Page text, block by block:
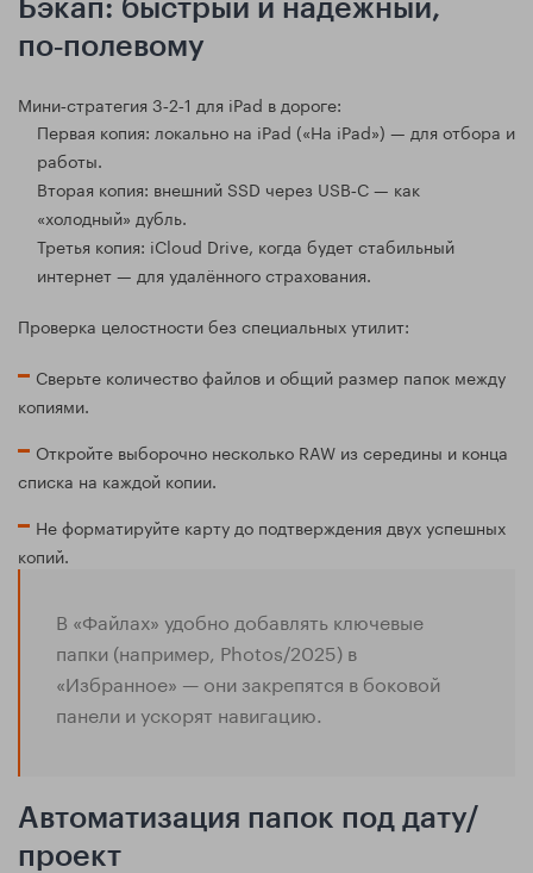
Бэкап: быстрый и надёжный,
по‑полевому
Мини‑стратегия 3‑2‑1 для iPad в дороге:
Первая копия: локально на iPad («На iPad») — для отбора и
работы.
Вторая копия: внешний SSD через USB‑C — как
«холодный» дубль.
Третья копия: iCloud Drive, когда будет стабильный
интернет — для удалённого страхования.
Проверка целостности без специальных утилит:
Сверьте количество файлов и общий размер папок между
копиями.
Откройте выборочно несколько RAW из середины и конца
списка на каждой копии.
Не форматируйте карту до подтверждения двух успешных
копий.
В «Файлах» удобно добавлять ключевые
папки (например, Photos/2025) в
«Избранное» — они закрепятся в боковой
панели и ускорят навигацию.
Автоматизация папок под дату/
проект